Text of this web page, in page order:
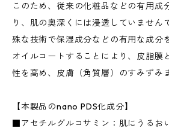
このため、従来の化粧品などの有用成
り、肌の奥深くには浸透していません
殊な技術で保湿成分などの有用な成分
オイルコートすることにより、皮脂膜
性を高め、皮膚（角質層）のすみずみ
【本製品のnano PDS化成分】
■アセチルグルコサミン：肌にうるお